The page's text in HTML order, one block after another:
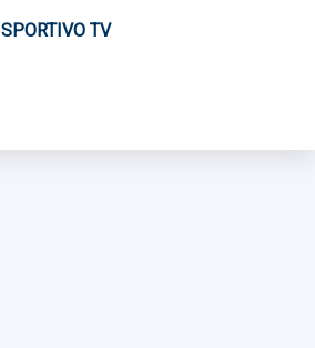
SPORTIVO TV